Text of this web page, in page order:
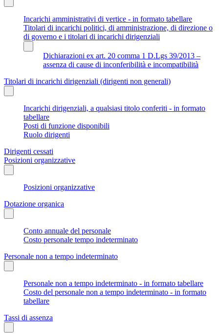
Incarichi amministrativi di vertice - in formato tabellare
Titolari di incarichi politici, di amministrazione, di direzione o
di governo e i titolari di incarichi dirigenziali
Dichiarazioni ex art. 20 comma 1 D.Lgs 39/2013 –
assenza di cause di inconferibilità e incompatibilità
Titolari di incarichi dirigenziali (dirigenti non generali)
Incarichi dirigenziali, a qualsiasi titolo conferiti - in formato
tabellare
Posti di funzione disponibili
Ruolo dirigenti
Dirigenti cessati
Posizioni organizzative
Posizioni organizzative
Dotazione organica
Conto annuale del personale
Costo personale tempo indeterminato
Personale non a tempo indeterminato
Personale non a tempo indeterminato - in formato tabellare
Costo del personale non a tempo indeterminato - in formato
tabellare
Tassi di assenza